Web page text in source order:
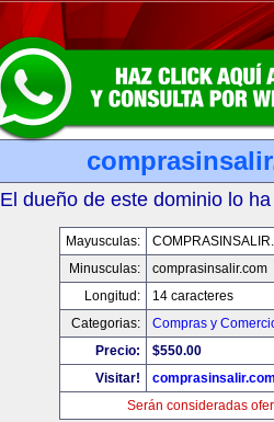
El dueño de este dominio lo
Mayusculas:
Minusculas:
comprasinsalir.com
Longitud:
14 caracteres
Categorias:
Compras y
Precio:
$550.00
Visitar!
Serán consideradas